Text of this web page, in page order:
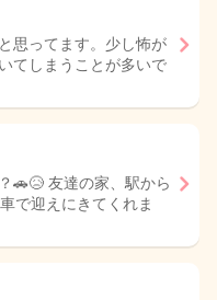
思ってます。少し怖が
てしまうことが多いで
🚗😥 友達の家、駅から
で迎えにきてくれま